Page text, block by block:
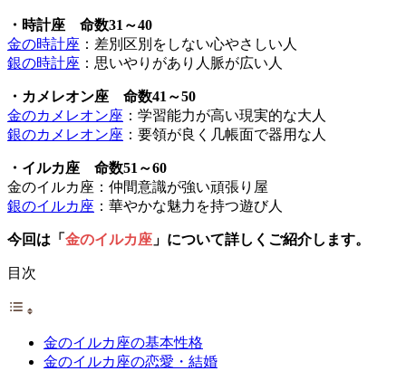
・時計座 命数31～40
金の時計座 ：差別区別をしない心やさしい人
銀の時計座 ：思いやりがあり人脈が広い人
・カメレオン座 命数41～50
金のカメレオン座 ：学習能力が高い現実的な大人
銀のカメレオン座 ：要領が良く几帳面で器用な人
・イルカ座 命数51～60
金のイルカ座：仲間意識が強い頑張り屋
銀のイルカ座 ：華やかな魅力を持つ遊び人
今回は「 金のイルカ座 」について詳しくご紹介します。
目次
金のイルカ座の基本性格
金のイルカ座の恋愛・結婚